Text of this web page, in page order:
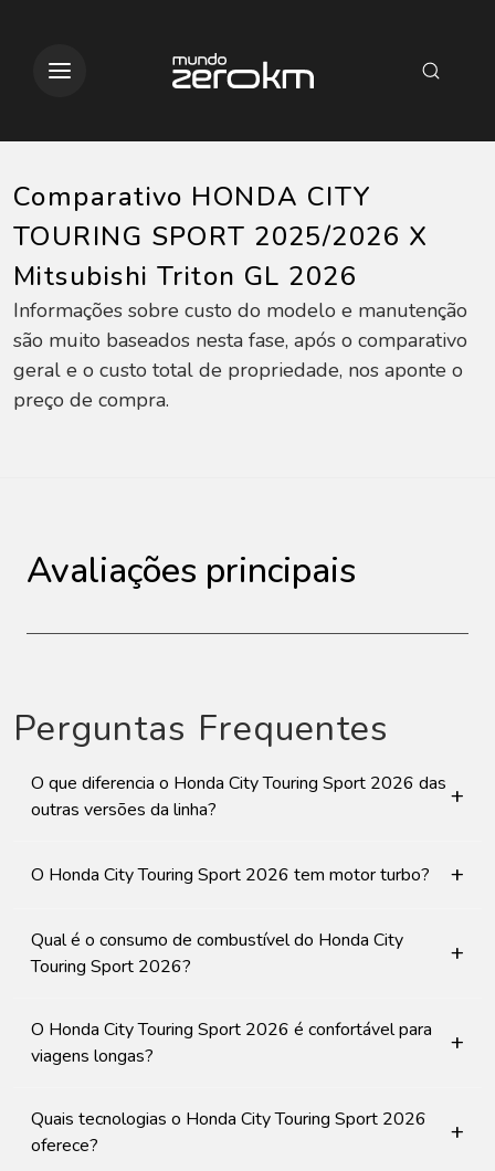
Comparativo HONDA CITY
TOURING SPORT 2025/2026 X
Mitsubishi Triton GL 2026
Informações sobre custo do modelo e manutenção
são muito baseados nesta fase, após o comparativo
geral e o custo total de propriedade, nos aponte o
preço de compra.
Avaliações principais
Perguntas Frequentes
O que diferencia o Honda City Touring Sport 2026 das
outras versões da linha?
+
O Honda City Touring Sport 2026 tem motor turbo? +
Qual é o consumo de combustível do Honda City
Touring Sport 2026?
+
O Honda City Touring Sport 2026 é confortável para
viagens longas?
+
Quais tecnologias o Honda City Touring Sport 2026
oferece?
+